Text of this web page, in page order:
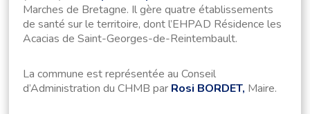
Marches de Bretagne. Il gère quatre établissements
de santé sur le territoire, dont l’EHPAD Résidence les
Acacias de Saint-Georges-de-Reintembault.
La commune est représentée au Conseil
d’Administration du CHMB par Rosi BORDET, Maire.